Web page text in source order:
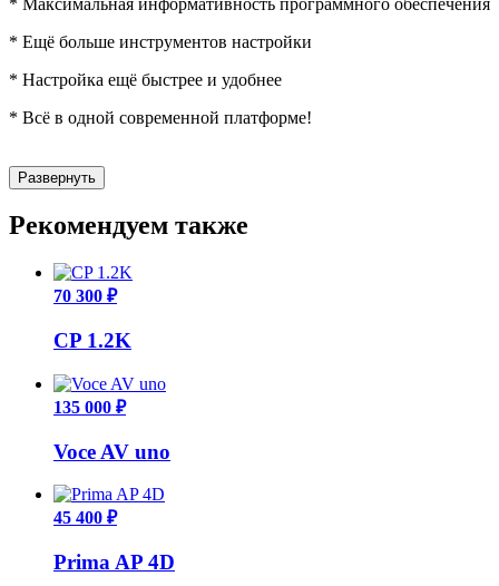
* Ещё больше инструментов настройки
* Настройка ещё быстрее и удобнее
* Всё в одной современной платформе!
Развернуть
Рекомендуем также
70 300 ₽
CP 1.2K
135 000 ₽
Voce AV uno
45 400 ₽
Prima AP 4D